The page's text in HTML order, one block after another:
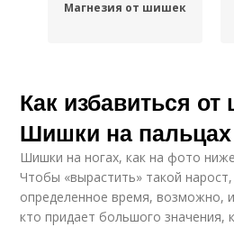
Магнезия от шишек
Шишки от уколов
Как избавиться
Шишки на пальцах
Шишки на ногах, как на фото
Чтобы «вырастить» такой
определенное время, возможно,
кто придает большого значения,